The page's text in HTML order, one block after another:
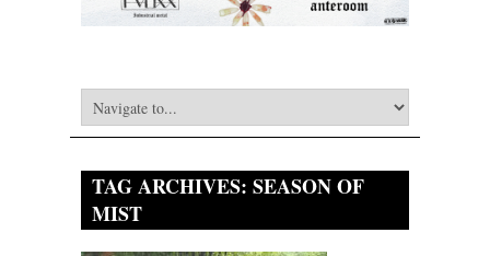
TAG ARCHIVES: SEASON OF
MIST